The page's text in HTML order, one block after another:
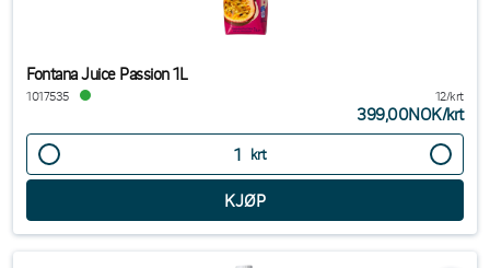
Fontana Juice Passion 1L
1017535 12/krt
399,00NOK/krt
krt